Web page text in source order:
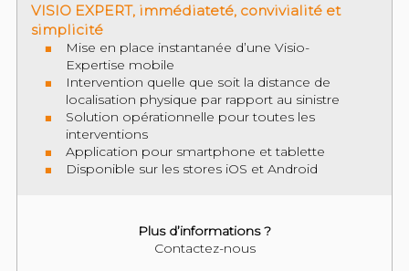
VISIO EXPERT, immédiateté, convivialité et
simplicité
Mise en place instantanée d’une Visio-
Expertise mobile
Intervention quelle que soit la distance de
localisation physique par rapport au sinistre
Solution opérationnelle pour toutes les
interventions
Application pour smartphone et tablette
Disponible sur les stores iOS et Android
Plus d’informations ?
Contactez-nous